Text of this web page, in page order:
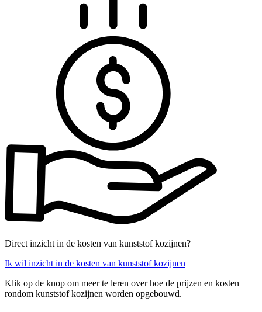
Direct inzicht in de kosten van kunststof kozijnen?
Ik wil inzicht in de kosten van kunststof kozijnen
Klik op de knop om meer te leren over hoe de prijzen en kosten
rondom kunststof kozijnen worden opgebouwd.